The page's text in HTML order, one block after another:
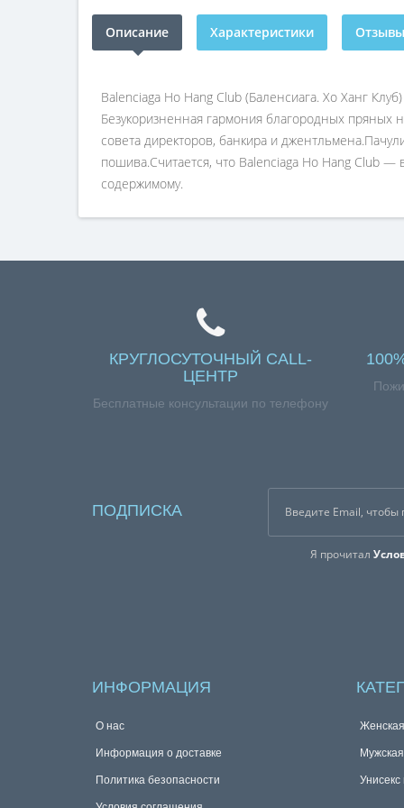
Описание Характеристики
Balenciaga Ho Hang Club (Баленсиага. Хо Ханг
Безукоризненная гармония благородных пряных
совета директоров, банкира и
пошива.Считается, что Balenciaga Ho Hang Club
содержимому.
КРУГЛОСУТОЧНЫЙ CALL-
ЦЕНТР
Бесплатные консультации по телефону
ПОДПИСКА
Я прочитал
ИНФОРМАЦИЯ
О нас
Информация о доставке
Политика безопасности